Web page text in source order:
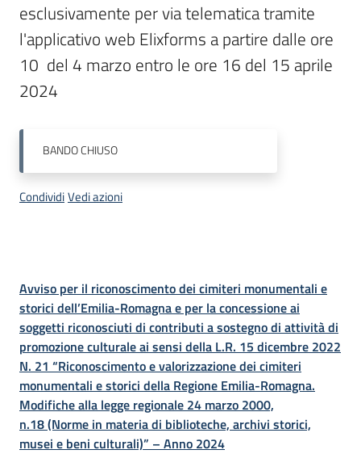
esclusivamente per via telematica tramite
l'applicativo web Elixforms a partire dalle ore
10  del 4 marzo entro le ore 16 del 15 aprile
2024
BANDOCHIUSO
CondividiVedi azioni
Descrizione
Avviso per il riconoscimento dei cimiteri monumentali e
storici dell’Emilia-Romagna e per la concessione ai
soggetti riconosciuti di contributi a sostegno di attività di
promozione culturale ai sensi della L.R. 15 dicembre 2022
N. 21 “Riconoscimento e valorizzazione dei cimiteri
monumentali e storici della Regione Emilia-Romagna.
Modifiche alla legge regionale 24 marzo 2000,
n.18(Norme in materia di biblioteche, archivi storici,
musei e beni culturali)” – Anno 2024